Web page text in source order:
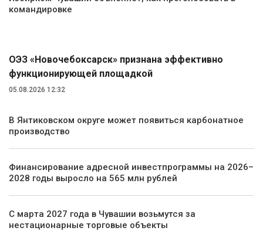
командировке
ОЭЗ «Новочебоксарск» признана эффективно
функционирующей площадкой
05.08.2026 12:32
В Янтиковском округе может появиться карбонатное
производство
Финансирование адресной инвестпрограммы на 2026–
2028 годы выросло на 565 млн рублей
С марта 2027 года в Чувашии возьмутся за
нестационарные торговые объекты